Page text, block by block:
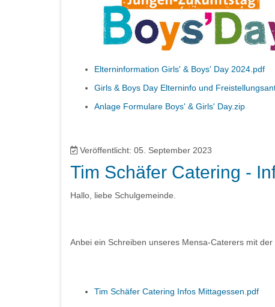
Elterninformation Girls' & Boys' Day 2024.pdf
Girls & Boys Day Elterninfo und
Anlage Formulare Boys' & Girls' Day.zip
Veröffentlicht: 05. September 2023
Tim Schäfer Catering -
Hallo, liebe Schulgemeinde.
Anbei ein Schreiben unseres Mensa-Caterers mit der
Tim Schäfer Catering Infos Mittagessen.pdf